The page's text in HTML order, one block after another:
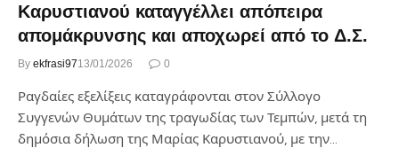
Καρυστιανού καταγγέλλει απόπειρα
απομάκρυνσης και αποχωρεί από το Δ.Σ.
By ekfrasi9713/01/2026 0
Ραγδαίες εξελίξεις καταγράφονται στον Σύλλογο
Συγγενών Θυμάτων της τραγωδίας των Τεμπών, μετά τη
δημόσια δήλωση της Μαρίας Καρυστιανού, με την…